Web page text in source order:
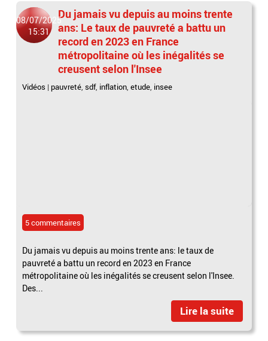
08/07/2025
15:31
Du jamais vu depuis au moins trente
ans: Le taux de pauvreté a battu un
record en 2023 en France
métropolitaine où les inégalités se
creusent selon l'Insee
Vidéos | pauvreté,sdf, inflation,etude, insee
5 commentaires
Du jamais vu depuis au moins trente ans: le taux de
pauvreté a battu un record en 2023 en France
métropolitaine où les inégalités se creusent selon l'Insee.
Des...
Lire la suite